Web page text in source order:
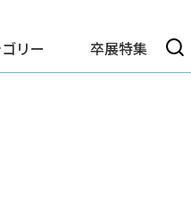
リー 卒展特集